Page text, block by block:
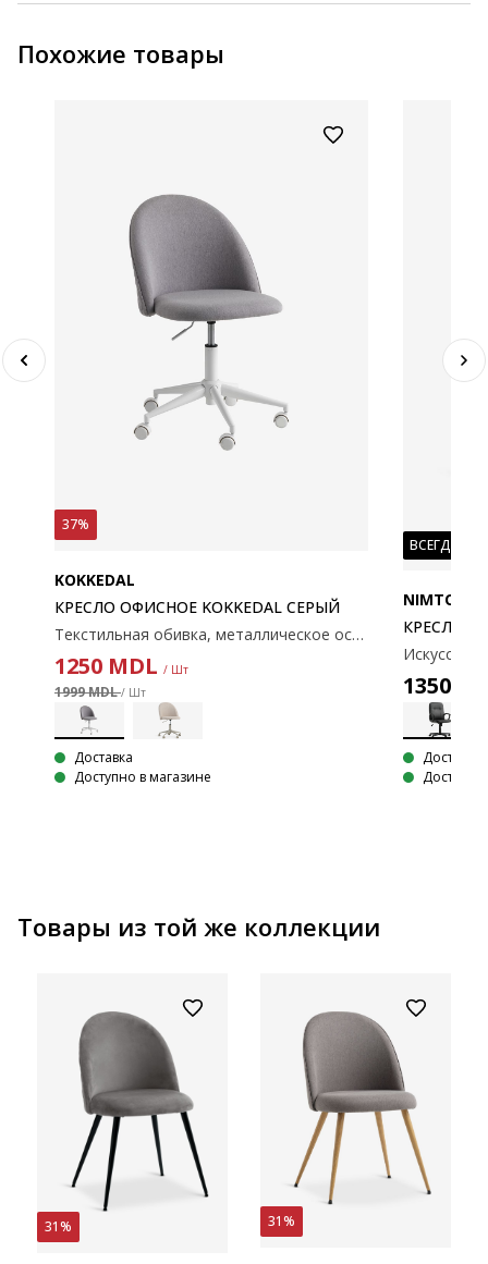
Похожие товары
37%
KOKKEDAL
КРЕСЛО ОФИСНОЕ KOKKEDAL СЕРЫЙ
Текстильная обивка, металлическое основание. Регулируется по высоте. 54x81-94x58 см.
1250MDL / Шт
1999 MDL/ Шт
Доставка
Доступно в магазине
ВСЕГДА
NIMTOFTE
КРЕСЛО
1350
Доставка
Товары из той же коллекции
31% 31%